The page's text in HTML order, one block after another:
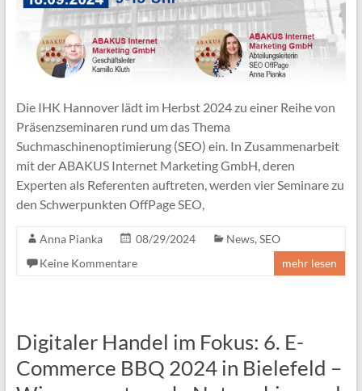
Die IHK Hannover lädt im Herbst 2024 zu einer Reihe von
Präsenzseminaren rund um das Thema
Suchmaschinenoptimierung (SEO) ein. In Zusammenarbeit
mit der ABAKUS Internet Marketing GmbH, deren
Experten als Referenten auftreten, werden vier Seminare zu
den Schwerpunkten OffPage SEO,
Anna Pianka 08/29/2024 News,SEO
Keine Kommentare
mehr lesen
Digitaler Handel im Fokus: 6. E-
Commerce BBQ 2024 in Bielefeld –